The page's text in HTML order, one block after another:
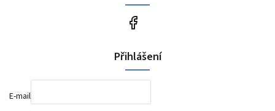
Přihlášení
E-mail